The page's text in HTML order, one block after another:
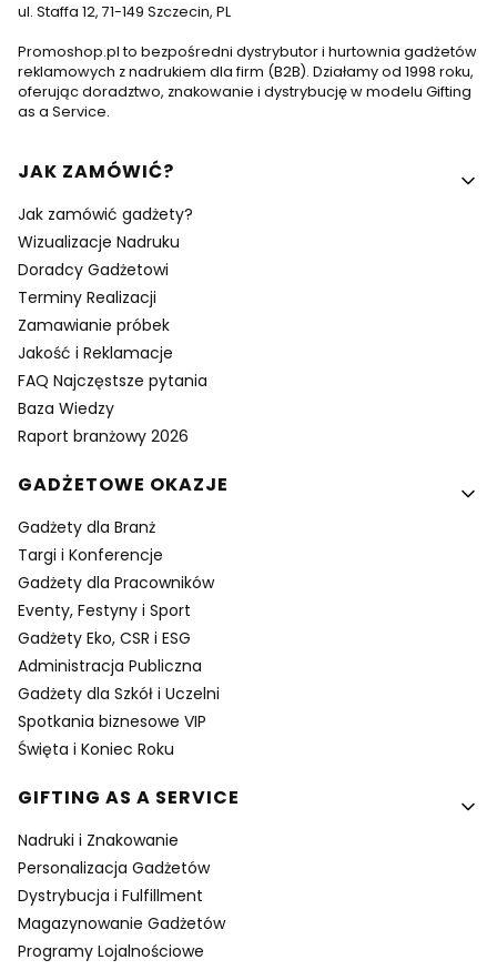
ul. Staffa 12, 71-149 Szczecin, PL
Promoshop.pl to bezpośredni dystrybutor i hurtownia gadżetów
reklamowych z nadrukiem dla firm (B2B). Działamy od 1998 roku,
oferując doradztwo, znakowanie i dystrybucję w modelu Gifting
as a Service.
Linki w stopce
JAK ZAMÓWIĆ?
Jak zamówić gadżety?
Wizualizacje Nadruku
Doradcy Gadżetowi
Terminy Realizacji
Zamawianie próbek
Jakość i Reklamacje
FAQ Najczęstsze pytania
Baza Wiedzy
Raport branżowy 2026
GADŻETOWE OKAZJE
Gadżety dla Branż
Targi i Konferencje
Gadżety dla Pracowników
Eventy, Festyny i Sport
Gadżety Eko, CSR i ESG
Administracja Publiczna
Gadżety dla Szkół i Uczelni
Spotkania biznesowe VIP
Święta i Koniec Roku
GIFTING AS A SERVICE
Nadruki i Znakowanie
Personalizacja Gadżetów
Dystrybucja i Fulfillment
Magazynowanie Gadżetów
Programy Lojalnościowe